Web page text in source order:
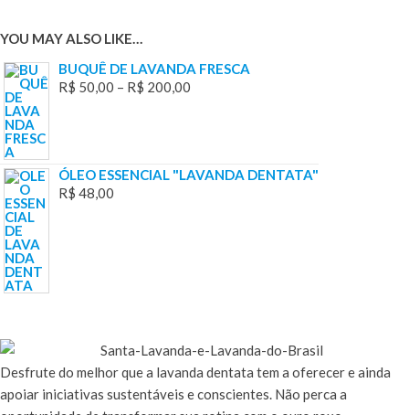
YOU MAY ALSO LIKE…
BUQUÊ DE LAVANDA FRESCA
R$ 50,00 – R$ 200,00
ÓLEO ESSENCIAL "LAVANDA DENTATA"
R$ 48,00
Desfrutedo melhor que a lavanda dentata tem a oferecer e ainda
apoiar iniciativas sustentáveis e conscientes. Não perca a